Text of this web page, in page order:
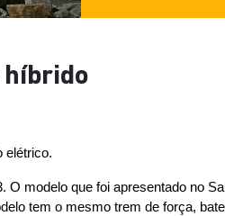
híbrido
elétrico.
modelo que foi apresentado no
tem o mesmo trem de força,